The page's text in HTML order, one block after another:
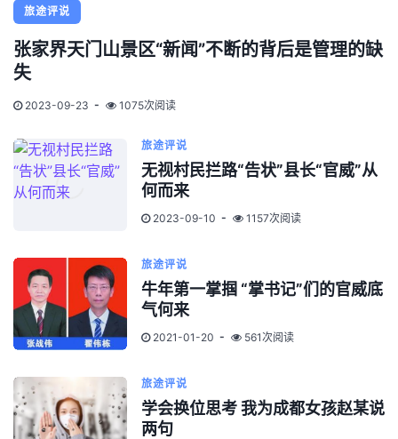
旅途评说
张家界天门山景区“新闻”不断的背后是管理的缺
失
2023-09-23 1075次阅读
旅途评说
无视村民拦路“告状”县长“官威”从
何而来
2023-09-10 1157次阅读
旅途评说
牛年第一掌掴 “掌书记”们的官威底
气何来
2021-01-20 561次阅读
旅途评说
学会换位思考 我为成都女孩赵某说
两句